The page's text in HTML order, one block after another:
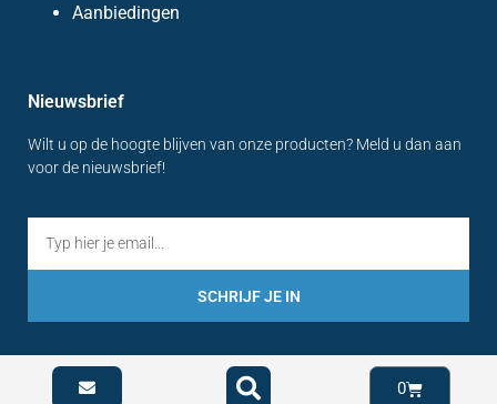
Aanbiedingen
Nieuwsbrief
Wilt u op de hoogte blijven van onze producten? Meld u dan aan
voor de nieuwsbrief!
SCHRIJF JE IN
0